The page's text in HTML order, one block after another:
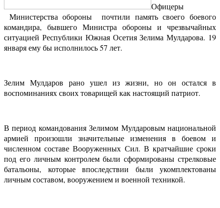
Офицеры
Министерства обороны почтили память своего боевого
командира, бывшего Министра обороны и чрезвычайных
ситуацией Республики Южная Осетия Зелима Мулдарова. 19
января ему бы исполнилось 57 лет.
Зелим Мулдаров рано ушел из жизни, но он остался в
воспоминаниях своих товарищей как настоящий патриот.
В период командования Зелимом Мулдаровым национальной
армией произошли значительные изменения в боевом и
численном составе Вооруженных Сил. В кратчайшие сроки
под его личным контролем были сформированы стрелковые
батальоны, которые впоследствии были укомплектованы
личным составом, вооружением и военной техникой.